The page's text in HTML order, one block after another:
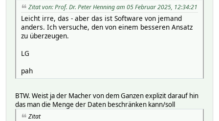
Zitat von: Prof. Dr. Peter Henning am 05 Februar 2025, 12:34:21
Leicht irre, das - aber das ist Software von jemand
anders. Ich versuche, den von einem besseren Ansatz
zu überzeugen.
LG
pah
BTW. Weist ja der Macher von dem Ganzen explizit darauf hin
das man die Menge der Daten beschränken kann/soll
Zitat